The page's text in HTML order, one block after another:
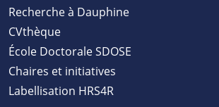
Recherche à Dauphine
CVthèque
École Doctorale SDOSE
Chaires et initiatives
Labellisation HRS4R